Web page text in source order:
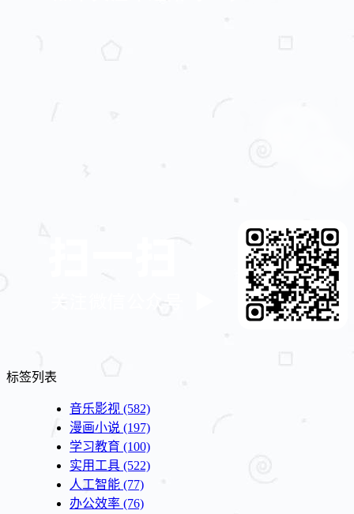
标签列表
音乐影视 (582)
漫画小说 (197)
学习教育 (100)
实用工具 (522)
人工智能 (77)
办公效率 (76)